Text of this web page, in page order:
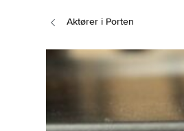
Aktører i Porten